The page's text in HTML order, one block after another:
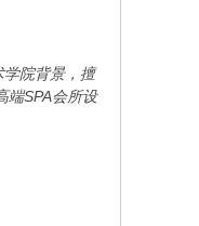
院背景，擅
端SPA会所设